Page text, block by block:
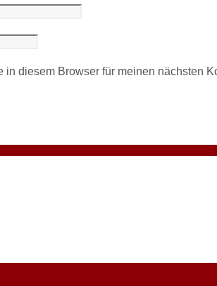
in diesem Browser für meinen nächsten